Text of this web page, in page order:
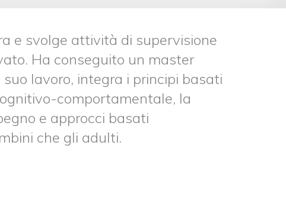
e svolge attività di supervisione
Ha conseguito un master
lavoro, integra i principi basati
comportamentale, la
e approcci basati
che gli adulti.